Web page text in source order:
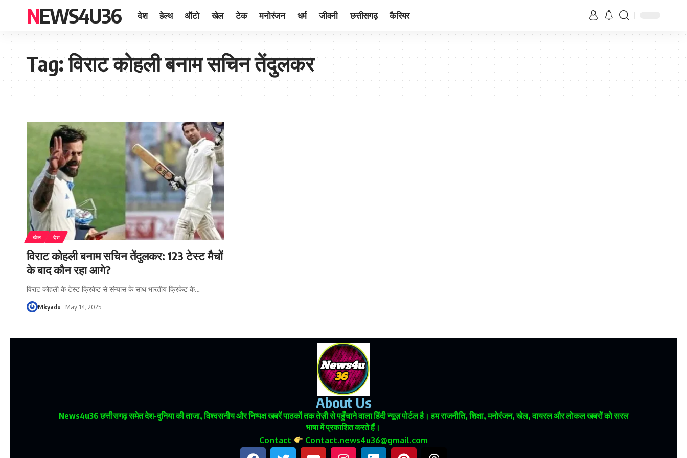
NEWS4U36 देश हेल्थ ऑटो खेल टेक मनोरंजन धर्म जीवनी छत्तीसगढ़ कैरियर
Tag:विराट कोहली बनाम सचिन तेंदुलकर
खेल देश
विराट कोहली बनाम सचिन तेंदुलकर: 123 टेस्ट मैचों
के बाद कौन रहा आगे?
विराट कोहली के टेस्ट क्रिकेट से संन्यास के साथ भारतीय क्रिकेट के…
Mkyadu May 14, 2025
About Us
News4u36छत्तीसगढ़ समेत देश-दुनिया की ताजा, विश्वसनीय और निष्पक्ष खबरें पाठकों तक तेज़ी से पहुँचाने वाला हिंदी न्यूज़ पोर्टल है। हम राजनीति, शिक्षा, मनोरंजन, खेल, वायरल और लोकल खबरों को सरल
भाषा में प्रकाशित करते हैं।
Contact
Contact.news4u36@gmail.com